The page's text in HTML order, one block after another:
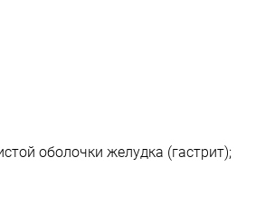
оболочки желудка (гастрит);